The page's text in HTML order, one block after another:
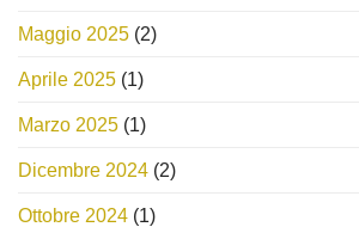
Maggio 2025 (2)
Aprile 2025 (1)
Marzo 2025 (1)
Dicembre 2024 (2)
Ottobre 2024 (1)